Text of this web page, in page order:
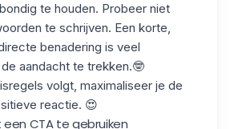
te houden. Probeer niet
te schrijven. Een korte,
benadering is veel
aandacht te trekken.🤓
volgt, maximaliseer je de
reactie. 😍
CTA te gebruiken